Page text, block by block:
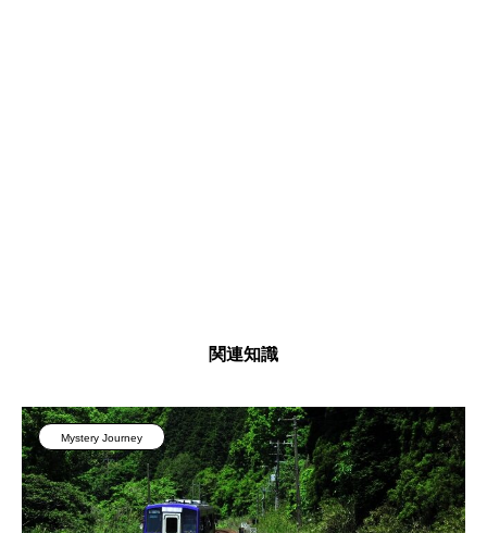
関連知識
Mystery Journey